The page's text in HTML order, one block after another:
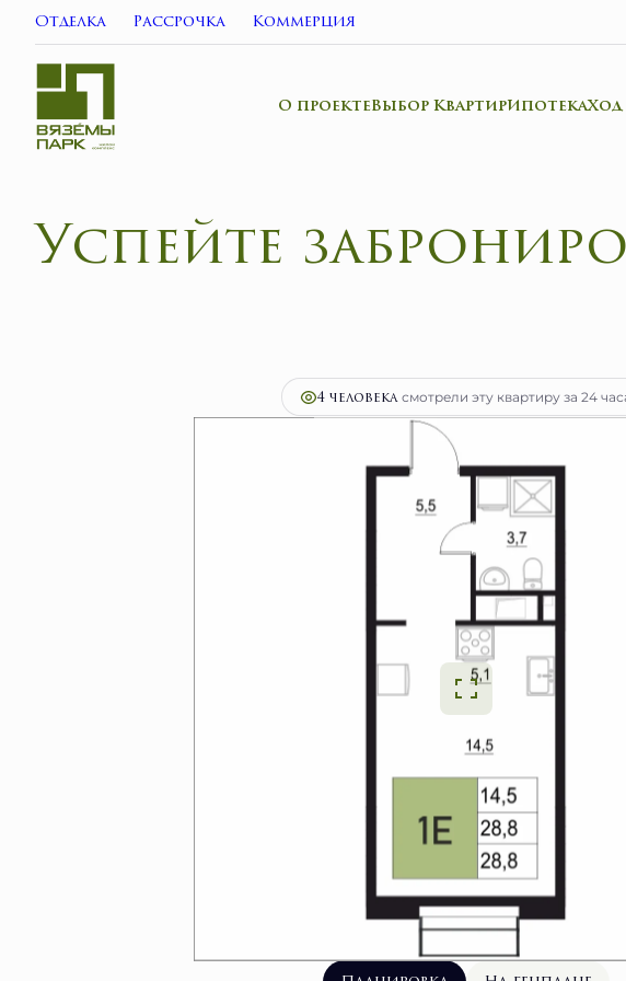
Отделка Рассрочка Коммерция
О проектеВыбор КвартирИпотекаХод
Успейте
4 человекaсмотрели эту квартиру за 24